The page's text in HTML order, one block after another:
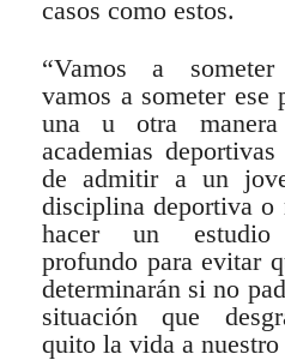
casos como estos.
“Vamos a
vamos a someter ese
una u otra
academias
de admitir a un
disciplina deportiva o
hacer un estudio
profundo para evitar
determinarán si no
situación que
quito la vida a